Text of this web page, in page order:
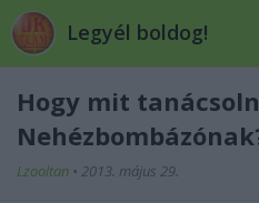
Legyél boldog!
Hogy mit
Lzooltan • 2013. május 29.